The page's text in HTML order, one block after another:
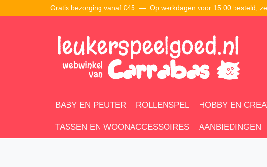
Gratis bezorging vanaf €45 — Op werkdagen voor 15:00 besteld,
BABY EN PEUTER ROLLENSPEL HOBBY EN
TASSEN EN WOONACCESSOIRES AANBIEDINGEN